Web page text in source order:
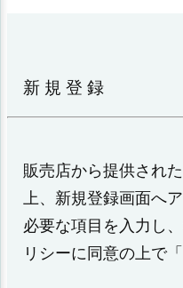
新規登録
販売店から提供され
上、新規登録画面へ
必要な項目を入力し
リシーに同意の上で